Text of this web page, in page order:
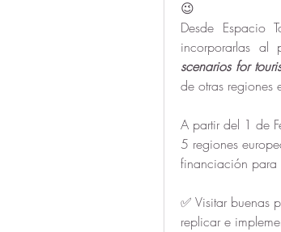
😉
Desde Espacio
incorporarlas al
scenarios for
de otras regiones
A partir del 1 de
5 regiones
financiación para
✅ Visitar buenas
replicar e